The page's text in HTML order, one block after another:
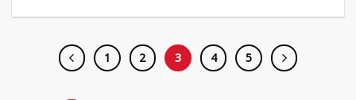
1 2 3 4 5